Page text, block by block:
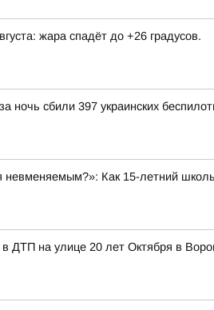
жара спадёт до +26 градусов.
сбили 397 украинских
Как 15-летний
ДТП на улице 20 лет Октября в